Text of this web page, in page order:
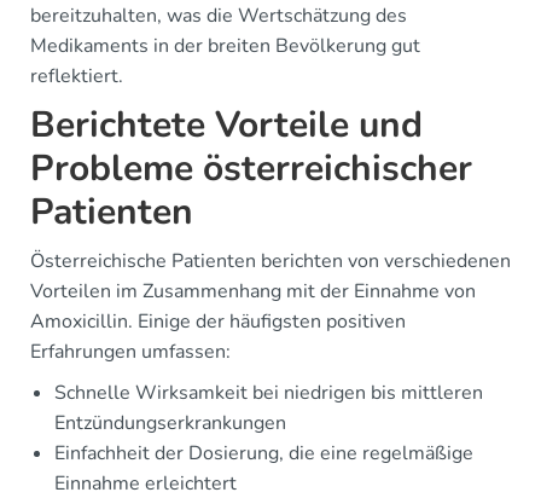
bereitzuhalten, was die Wertschätzung des
Medikaments in der breiten Bevölkerung gut
reflektiert.
Berichtete Vorteile und
Probleme österreichischer
Patienten
Österreichische Patienten berichten von verschiedenen
Vorteilen im Zusammenhang mit der Einnahme von
Amoxicillin. Einige der häufigsten positiven
Erfahrungen umfassen:
Schnelle Wirksamkeit bei niedrigen bis mittleren
Entzündungserkrankungen
Einfachheit der Dosierung, die eine regelmäßige
Einnahme erleichtert